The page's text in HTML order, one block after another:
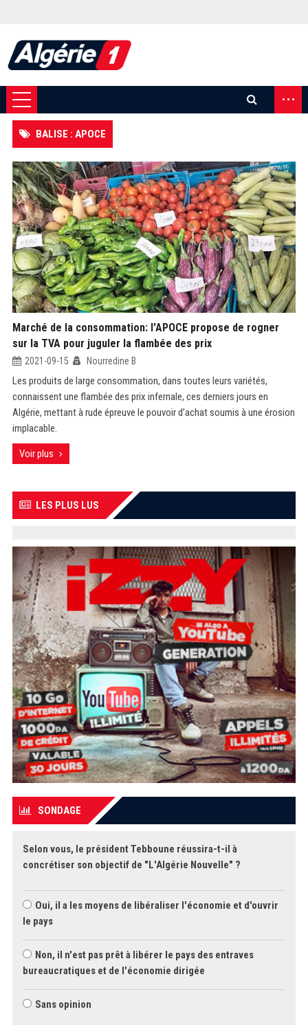
...
BALISE : APOCE
Marché de la consommation: l'APOCE propose de rogner
sur la TVA pour juguler la flambée des prix
2021-09-15 Nourredine B
Les produits de large consommation, dans toutes leurs variétés,
connaissent une flambée des prix infernale, ces derniers jours en
Algérie, mettant à rude épreuve le pouvoir d’achat soumis à une érosion
implacable.
Voir plus
LES PLUS LUS
SONDAGE
Selon vous, le président Tebboune réussira-t-il à
concrétiser son objectif de "L'Algérie Nouvelle" ?
Oui, il a les moyens de libéraliser l'économie et d'ouvrir
le pays
Non, il n'est pas prêt à libérer le pays des entraves
bureaucratiques et de l'économie dirigée
Sans opinion